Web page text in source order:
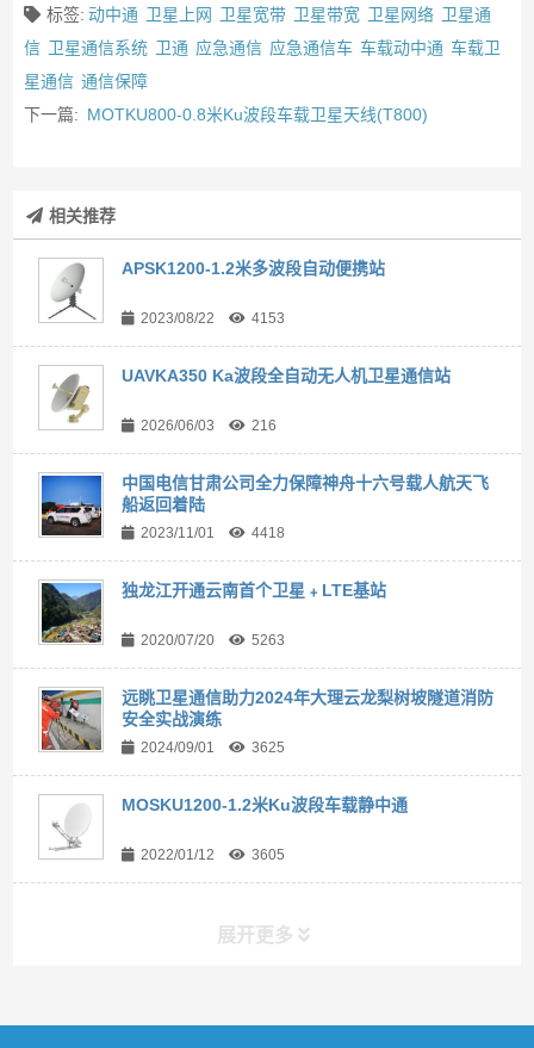
标签: 动中通 卫星上网 卫星宽带 卫星带宽 卫星网络 卫星通
信 卫星通信系统 卫通 应急通信 应急通信车 车载动中通 车载卫
星通信 通信保障
下一篇: MOTKU800-0.8米Ku波段车载卫星天线(T800)
相关推荐
APSK1200-1.2米多波段自动便携站
2023/08/22 4153
UAVKA350 Ka波段全自动无人机卫星通信站
2026/06/03 216
中国电信甘肃公司全力保障神舟十六号载人航天飞
船返回着陆
2023/11/01 4418
独龙江开通云南首个卫星﹢LTE基站
2020/07/20 5263
远眺卫星通信助力2024年大理云龙梨树坡隧道消防
安全实战演练
2024/09/01 3625
MOSKU1200-1.2米Ku波段车载静中通
2022/01/12 3605
展开更多